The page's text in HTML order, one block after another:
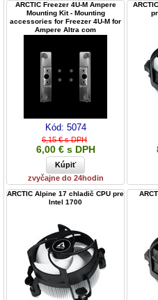
ARCTIC Freezer 4U-M Ampere
Mounting Kit - Mounting
accessories for Freezer 4U-M for
Ampere Altra com
Kód: 5074
6,15 € s DPH
6,00 € s DPH
zvyčajne do 24hodin
ARCTIC Alpine 17 chladič CPU pre
Intel 1700